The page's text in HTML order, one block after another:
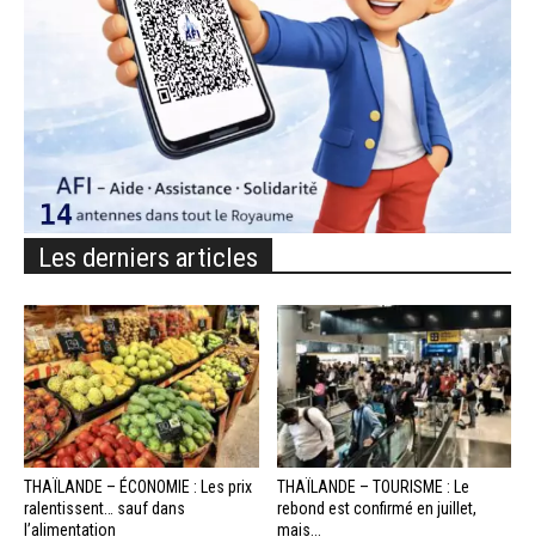
Les derniers articles
THAÏLANDE – ÉCONOMIE : Les prix
ralentissent… sauf dans
l’alimentation
THAÏLANDE – TOURISME : Le
rebond est confirmé en juillet,
mais...